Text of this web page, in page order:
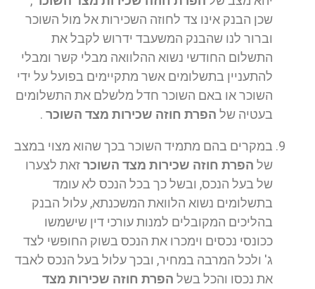
שכן הבנק אינו צד לחוזה השכירות אל מול השוכר
וברור לנו שהבנק המשעבד ידרוש לקבל את
התשלום החודשי נשוא ההלוואה מבלי קשר ומבלי
להתעניין בתשלומים אשר מתקיימים בפועל על ידי
השוכר או באם השוכר חדל מלשלם את התשלומים
בעטיה של הפרת חוזה שכירות מצד השוכר .
במקרים בהם מתמיד השוכר בכך שהוא מצוי במצב
של הפרת חוזה שכירות מצד השוכרזאת לצערו
של בעל הנכס, ובשל כך בכל הנכס לא עומד
בתשלומים נשוא הלוואת המשכנתא, עלול הבנק
בהליכים המקובלים למנות עורכי דין שישמשו
ככונסי נכסים וימכרו את הנכס בשוק החופשי לצד
ג' ולכל המרבה במחיר, ובכך עלול בעל הנכס לאבד
את נכסו והכל בשל הפרת חוזה שכירות מצד